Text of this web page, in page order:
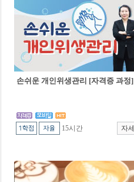
손쉬운 개인위생관리 [자격증 과정]
15시간